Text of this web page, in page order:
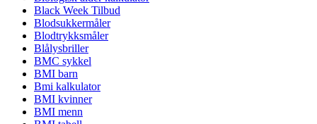
Black Week Tilbud
Blodsukkermåler
Blodtrykksmåler
Blålysbriller
BMC sykkel
BMI barn
Bmi kalkulator
BMI kvinner
BMI menn